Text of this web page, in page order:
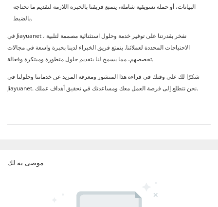
البيانات، أو حملة تسويقية شاملة، يتمتع فريقنا بالخبرة اللازمة لتقديم ما تحتاجه
بالضبط.
في Jiayuanet ، نفخر بقدرتنا على توفير خدمة وحلول استثنائية مصممة لتلبية
الاحتياجات المحددة لعملائنا. يتمتع فريق الخبراء لدينا بخبرة واسعة في مجالات
تخصصهم، مما يسمح لنا بتقديم حلول متطورة ومبتكرة وفعالة.
شكرًا لك على وقتك في قراءة هذا المنشور ومعرفة المزيد عن خدماتنا وحلولنا في
Jiayuanet. نحن نتطلع إلى فرصة العمل معك ومساعدتك في تحقيق أهداف عملك.
موصى به لك